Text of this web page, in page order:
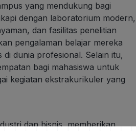
yang mendukung bagi
dengan laboratorium modern,
dan fasilitas penelitian
pengalaman belajar mereka
dunia profesional. Selain itu,
bagi mahasiswa untuk
kegiatan ekstrakurikuler yang
dan bisnis, memberikan